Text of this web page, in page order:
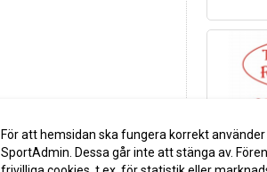
För att hemsidan ska fungera korrekt
SportAdmin. Dessa går inte att stänga av.